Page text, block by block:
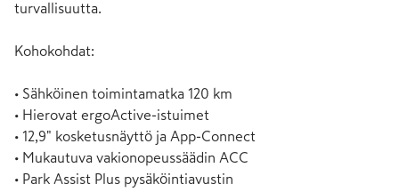
turvallisuutta.
Kohokohdat:
• Sähköinen toimintamatka 120 km
• Hierovat ergoActive-istuimet
• 12,9" kosketusnäyttö ja App-Connect
• Mukautuva vakionopeussäädin ACC
• Park Assist Plus pysäköintiavustin